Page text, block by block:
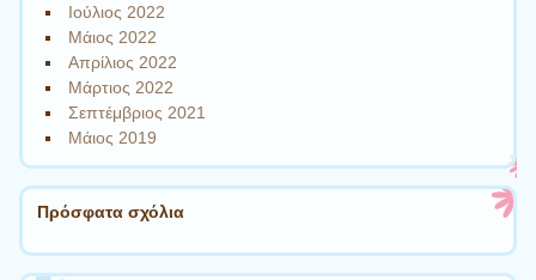
Ιούλιος 2022
Μάιος 2022
Απρίλιος 2022
Μάρτιος 2022
Σεπτέμβριος 2021
Μάιος 2019
Πρόσφατα σχόλια